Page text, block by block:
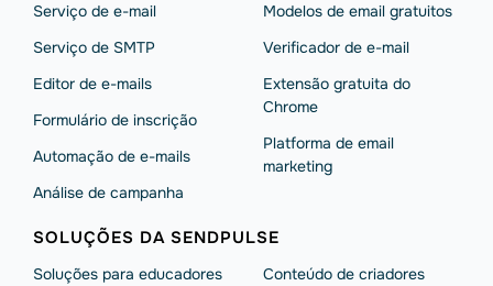
Serviço de e-mail
Serviço de SMTP
Editor de e-mails
Formulário de inscrição
Automação de e-mails
Análise de campanha
Modelos de email gratuitos
Verificador de e-mail
Extensão gratuita do
Chrome
Platforma de email
marketing
SOLUÇÕES DA SENDPULSE
Soluções para educadores
Conteúdo de criadores